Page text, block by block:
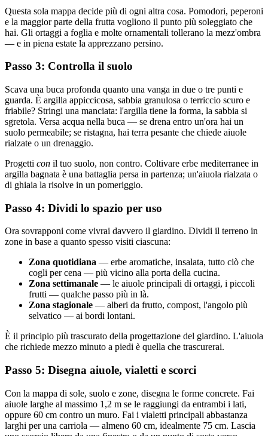
Questa sola mappa decide più di ogni altra cosa. Pomodori, peperoni
e la maggior parte della frutta vogliono il punto più soleggiato che
hai. Gli ortaggi a foglia e molte ornamentali tollerano la mezz'ombra
— e in piena estate la apprezzano persino.
Passo 3: Controlla il suolo
Scava una buca profonda quanto una vanga in due o tre punti e
guarda. È argilla appiccicosa, sabbia granulosa o terriccio scuro e
friabile? Stringi una manciata: l'argilla tiene la forma, la sabbia si
sgretola. Versa acqua nella buca — se drena entro un'ora hai un
suolo permeabile; se ristagna, hai terra pesante che chiede aiuole
rialzate o un drenaggio.
Progetti con il tuo suolo, non contro. Coltivare erbe mediterranee in
argilla bagnata è una battaglia persa in partenza; un'aiuola rialzata o
di ghiaia la risolve in un pomeriggio.
Passo 4: Dividi lo spazio per uso
Ora sovrapponi come vivrai davvero il giardino. Dividi il terreno in
zone in base a quanto spesso visiti ciascuna:
Zona quotidiana — erbe aromatiche, insalata, tutto ciò che
cogli per cena — più vicino alla porta della cucina.
Zona settimanale — le aiuole principali di ortaggi, i piccoli
frutti — qualche passo più in là.
Zona stagionale — alberi da frutto, compost, l'angolo più
selvatico — ai bordi lontani.
È il principio più trascurato della progettazione del giardino. L'aiuola
che richiede mezzo minuto a piedi è quella che trascurerai.
Passo 5: Disegna aiuole, vialetti e scorci
Con la mappa di sole, suolo e zone, disegna le forme concrete. Fai
aiuole larghe al massimo 1,2 m se le raggiungi da entrambi i lati,
oppure 60 cm contro un muro. Fai i vialetti principali abbastanza
larghi per una carriola — almeno 60 cm, idealmente 75 cm. Lascia